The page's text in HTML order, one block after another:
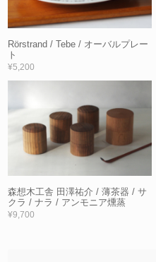
Rörstrand / Tebe / オーバルプレー
ト
¥5,200
森想木工舎 田澤祐介 / 薄茶器 / サ
クラ / ナラ / アンモニア燻蒸
¥9,700